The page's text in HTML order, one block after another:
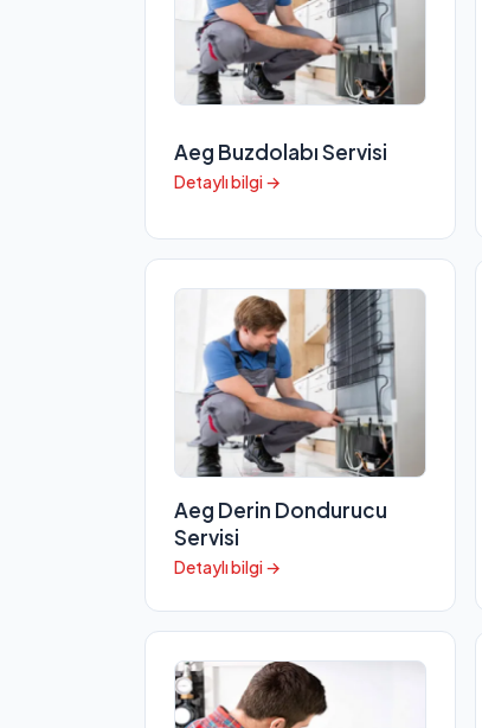
Aeg Buzdolabı Servisi
Detaylı bilgi →
Aeg Derin Dondurucu
Servisi
Detaylı bilgi →